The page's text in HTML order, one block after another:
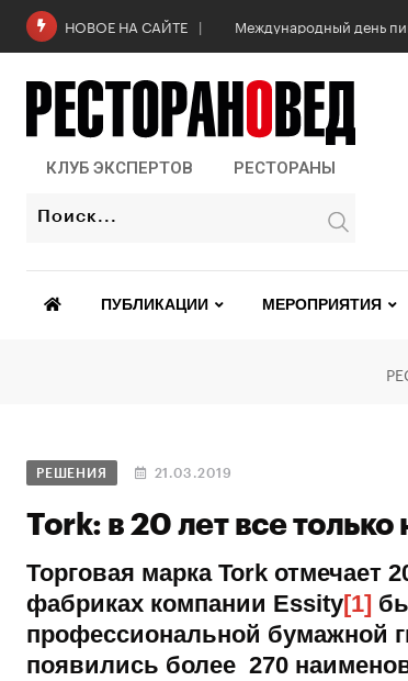
НОВОЕ НА САЙТЕ Роскачество проверило
КЛУБ ЭКСПЕРТОВ РЕСТОРАНЫ
ПУБЛИКАЦИИ МЕРОПРИЯТИЯ
РЕШЕНИЯ 21.03.2019
Tork: в 20 лет все только
Торговая марка Tork отмечает
фабриках компании Essity[1]
профессиональной бумажной
появились более 270